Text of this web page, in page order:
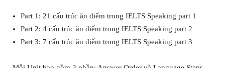
Part 1: 21 cấu trúc ăn điểm trong IELTS Speaking part 1
Part 2: 4 cấu trúc ăn điểm trong IELTS Speaking part 2
Part 3: 7 cấu trúc ăn điểm trong IELTS Speaking part 3